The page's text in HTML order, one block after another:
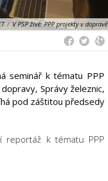
/ V PSP živě: PPP projekty v dopravě
seminář k tématu PPP
Správy železnic,
pod záštitou předsedy
reportáž k tématu PPP